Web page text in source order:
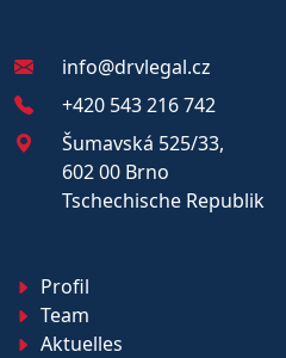
info@drvlegal.cz
+420 543 216 742
Šumavská 525/33,
602 00 Brno
Tschechische Republik
Profil
Team
Aktuelles